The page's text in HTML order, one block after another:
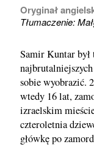
Oryginał
Tłumaczenie:
Samir Kuntar był
sobie wyobrazić.
wtedy 16 lat,
izraelskim
czteroletnia
główkę po